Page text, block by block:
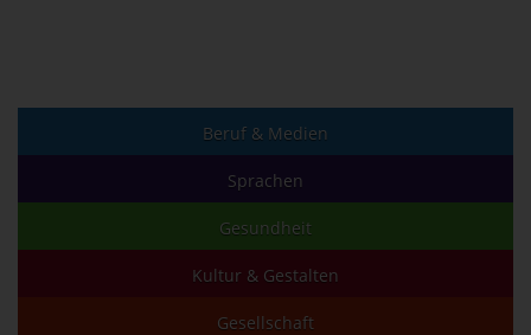
Beruf & Medien
Sprachen
Gesundheit
Kultur & Gestalten
Gesellschaft